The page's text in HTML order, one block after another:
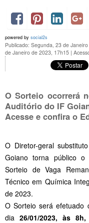
powered by social2s
Publicado: Segunda, 23 de
de Janeiro de 2023, 17h15 |
O Sorteio ocorrerá
Auditório do IF
Acesse e confira o
O Diretor-geral
Goiano torna público o
Sorteio de Vaga
Técnico em Química
de 2023.
O Sorteio será efetuado
dia 26/01/2023, às